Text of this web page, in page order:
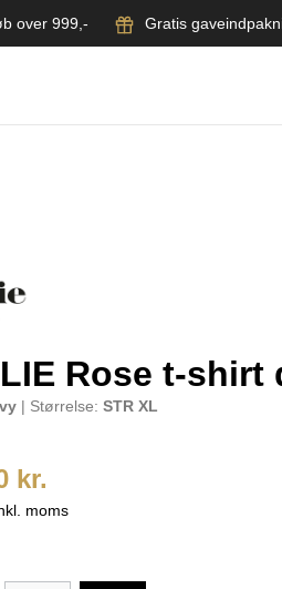
over 999,- Gratis
Rose t-
| Størrelse: STR XL
kr.
moms